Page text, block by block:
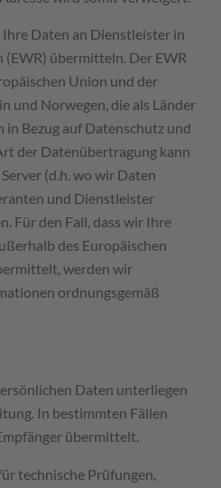
Daten an Dienstleister in
übermitteln. Der EWR
Union und der
und Norwegen, die als Länder
Bezug auf Datenschutz und
der Datenübertragung kann
(d.h. wo wir Daten
und Dienstleister
Für den Fall, dass wir Ihre
des Europäischen
werden wir
ordnungsgemäß
Daten unterliegen
In bestimmten Fällen
übermittelt.
technische Prüfungen,